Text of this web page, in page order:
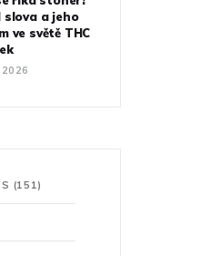
slova a jeho
ve světě THC
2026
(151)